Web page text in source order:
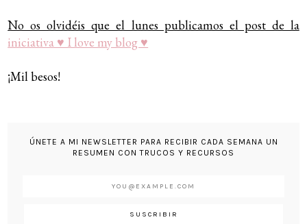
No os olvidéis que el lunes publicamos el post de la
iniciativa ♥ I love my blog ♥
¡Mil besos!
ÚNETE A MI NEWSLETTER PARA RECIBIR CADA SEMANA UN
RESUMEN CON TRUCOS Y RECURSOS